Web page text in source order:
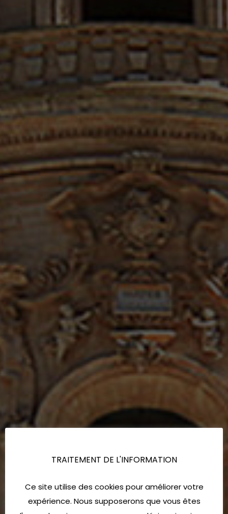
TRAITEMENT DE L'INFORMATION
Ce site utilise des cookies pour améliorer votre
expérience. Nous supposerons que vous êtes